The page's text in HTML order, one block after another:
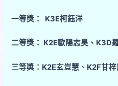
一等獎： K3E柯鈺洋
二等獎： K2E歐陽志昊、K3D
三等獎：K2E玄豈慧、K2F甘